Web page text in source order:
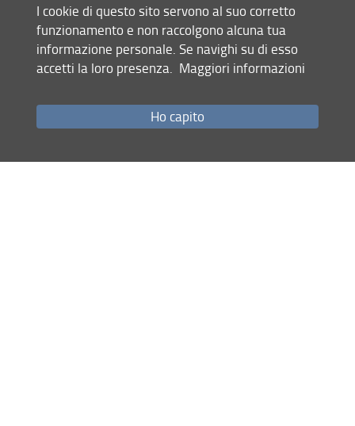
I cookie di questo sito servono al suo corretto
funzionamento e non raccolgono alcuna tua
informazione personale. Se navighi su di esso
accetti la loro presenza. Maggiori informazioni
Ho capito